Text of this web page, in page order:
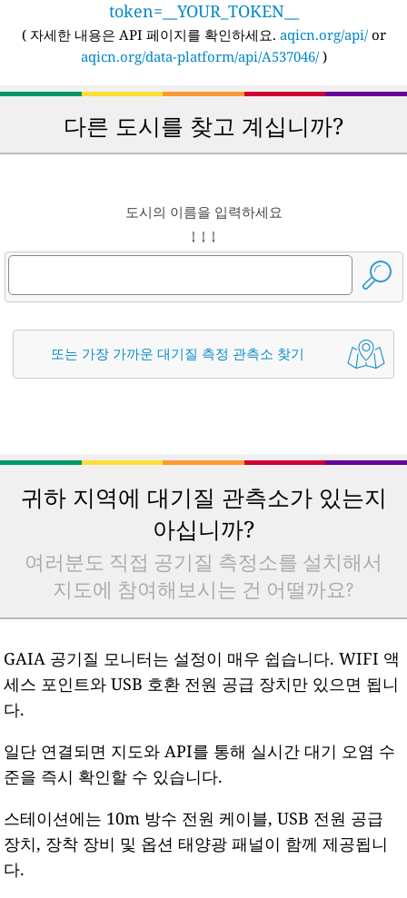
token=__YOUR_TOKEN__
( 자세한 내용은 API 페이지를 확인하세요. aqicn.org/api/or
aqicn.org/data-platform/api/A537046/)
다른 도시를 찾고 계십니까?
도시의 이름을 입력하세요
↓ ↓ ↓
또는 가장 가까운 대기질 측정 관측소 찾기
귀하 지역에 대기질 관측소가 있는지
아십니까?
여러분도 직접 공기질 측정소를 설치해서
지도에 참여해보시는 건 어떨까요?
GAIA 공기질 모니터는 설정이 매우 쉽습니다. WIFI 액
세스 포인트와 USB 호환 전원 공급 장치만 있으면 됩니
다.
일단 연결되면 지도와 API를 통해 실시간 대기 오염 수
준을 즉시 확인할 수 있습니다.
스테이션에는 10m 방수 전원 케이블, USB 전원 공급
장치, 장착 장비 및 옵션 태양광 패널이 함께 제공됩니
다.